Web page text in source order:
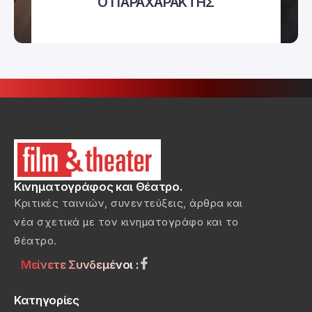
Κινηματογράφος και Θέατρο.
Κριτικές ταινιών, συνεντεύξεις, άρθρα και
νέα σχετικά με τον κινηματογράφο και το
θέατρο.
Μείνετε Συνδεμένοι :
Κατηγορίες